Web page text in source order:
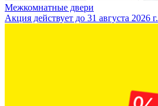
Межкомнатные двери
Акция действует до 31 августа 2026 г.